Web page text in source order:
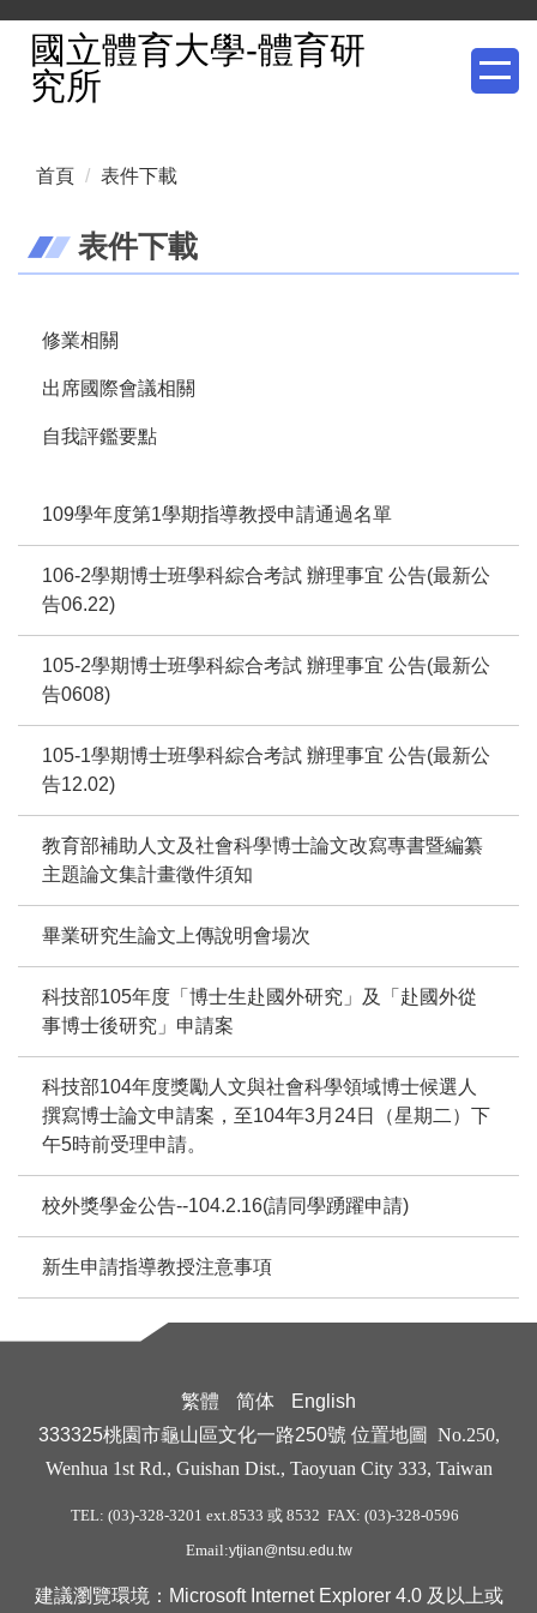
國立體育大學-體育研
究所
首頁 表件下載
表件下載
修業相關
出席國際會議相關
自我評鑑要點
109學年度第1學期指導教授申請通過名單
106-2學期博士班學科綜合考試 辦理事宜 公告(最新公
告06.22)
105-2學期博士班學科綜合考試 辦理事宜 公告(最新公
告0608)
105-1學期博士班學科綜合考試 辦理事宜 公告(最新公
告12.02)
教育部補助人文及社會科學博士論文改寫專書暨編纂
主題論文集計畫徵件須知
畢業研究生論文上傳說明會場次
科技部105年度「博士生赴國外研究」及「赴國外從
事博士後研究」申請案
科技部104年度獎勵人文與社會科學領域博士候選人
撰寫博士論文申請案，至104年3月24日（星期二）下
午5時前受理申請。
校外獎學金公告--104.2.16(請同學踴躍申請)
新生申請指導教授注意事項
繁體 简体
English
333325桃園市龜山區文化一路250號 位置地圖
No.250,
Wenhua 1st Rd., Guishan Dist., Taoyuan City 333, Taiwan
TEL: (03)-328-3201 ext.8533 或 8532 FAX: (03)-328-0596
Email:ytjian@ntsu.edu.tw
建議瀏覽環境：Microsoft Internet Explorer 4.0 及以上或